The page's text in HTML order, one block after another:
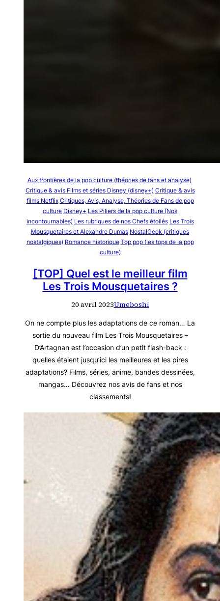
Aux frontières de la pop culture (théories de fans et analyse)
Critique & avis Films et séries Disney (disney+) Critique & avis
films Netflix Critiques, Avis, Analyse, Théories de Fans de pop
culture Disney+ Les Piliers de la pop culture (Nos
incontournables) Les rubriques de nos Chefs étoilés Les Trois
Mousquetaires et Alexandre Dumas NostalGeek (critiques
nostalgiques) Romance historique Top pop (les tops de la pop
culture)
[TOP] Quel est le meilleur film
Les Trois Mousquetaires ?
20 avril 2023Umeboshi
On ne compte plus les adaptations de ce roman… La
sortie du nouveau film Les Trois Mousquetaires –
D’Artagnan est l’occasion d’un petit flash-back :
quelles étaient jusqu’ici les meilleures et les pires
adaptations? Films, séries, anime, bandes dessinées,
mangas… Découvrez nos avis de fans et nos
classements!